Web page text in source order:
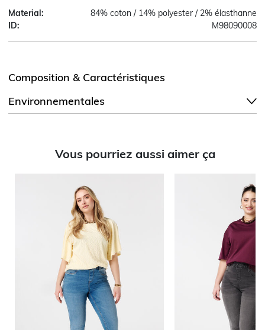
Material:
84% coton / 14% polyester / 2% élasthanne
ID:
M98090008
Composition & Caractéristiques
Environnementales
Vous pourriez aussi aimer ça